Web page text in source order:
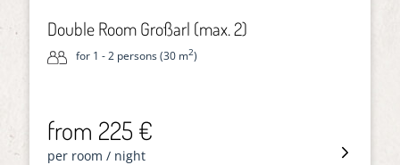
Double Room Großarl (max. 2)
for 1 - 2 persons (30 m2)
from 225 €
per room / night